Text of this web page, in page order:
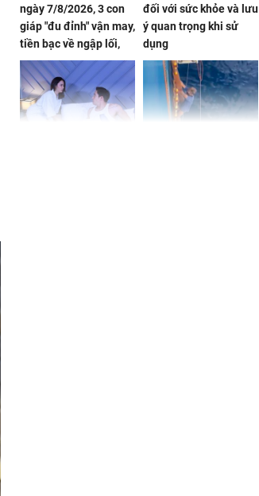
ngày 7/8/2026, 3 con
giáp "đu đỉnh" vận may,
tiền bạc về ngập lối,
đón lộc ấm no, tình
tiền viên mãn
đối với sức khỏe và lưu
ý quan trọng khi sử
dụng